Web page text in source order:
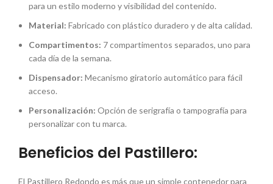
para un estilo moderno y visibilidad del contenido.
Material: Fabricado con plástico duradero y de alta calidad.
Compartimentos: 7 compartimentos separados, uno para
cada día de la semana.
Dispensador: Mecanismo giratorio automático para fácil
acceso.
Personalización: Opción de serigrafía o tampografía para
personalizar con tu marca.
Beneficios del Pastillero:
El Pastillero Redondo es más que un simple contenedor para